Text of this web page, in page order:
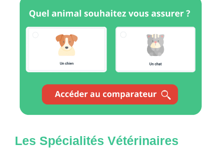
Les Spécialités Vétérinaires